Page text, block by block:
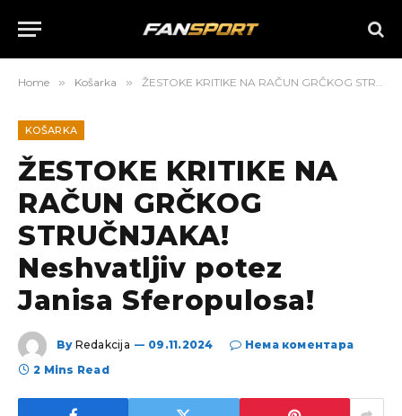
Home » Košarka » ŽESTOKE KRITIKE NA RAČUN GRČKOG STRUČNJAKA! Neshvatljiv potez Janisa Sferopulosa!
KOŠARKA
ŽESTOKE KRITIKE NA
RAČUN GRČKOG
STRUČNJAKA!
Neshvatljiv potez
Janisa Sferopulosa!
By Redakcija 09.11.2024
Нема коментара
2 Mins Read